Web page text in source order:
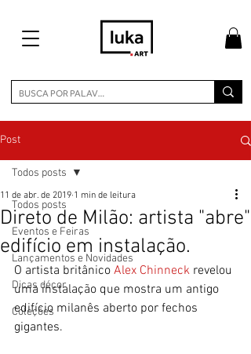
Post
Todos posts
Eventos e Feiras
Lançamentos e Novidades
Dicas décor
Coleções
Todos posts
Direto de Milão: artista "abre"
edifício em instalação.
11 de abr. de 2019 1 min de leitura
O artista britânico Alex Chinneck revelou
uma instalação que mostra um antigo
edifício milanês aberto por fechos
gigantes.